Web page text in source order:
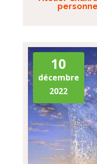
10
décembre
2022